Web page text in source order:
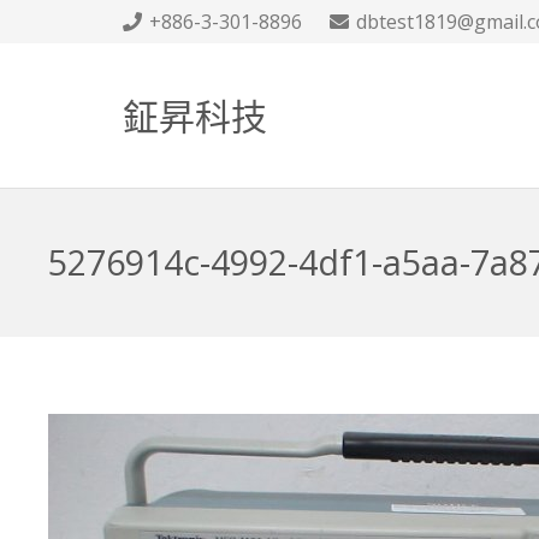
+886-3-301-8896
鉦昇科技
5276914c-4992-4df1-a5aa-